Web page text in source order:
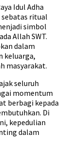
Idul Adha
ritual
simbol
Allah SWT.
dalam
keluarga,
masyarakat.
seluruh
momentum
berbagi kepada
Di
kepedulian
dalam